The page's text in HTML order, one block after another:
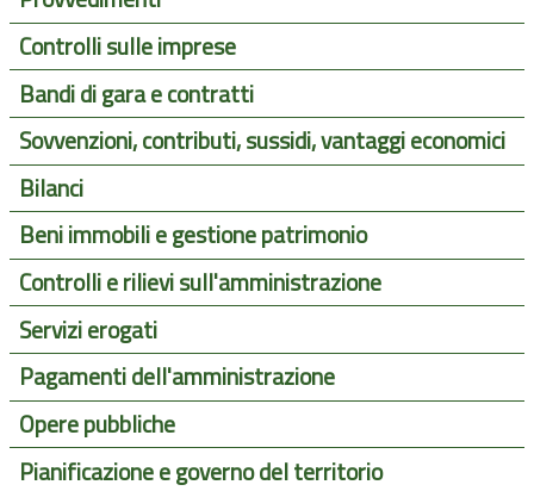
Controlli sulle imprese
Bandi di gara e contratti
Sovvenzioni, contributi, sussidi, vantaggi economici
Bilanci
Beni immobili e gestione patrimonio
Controlli e rilievi sull'amministrazione
Servizi erogati
Pagamenti dell'amministrazione
Opere pubbliche
Pianificazione e governo del territorio